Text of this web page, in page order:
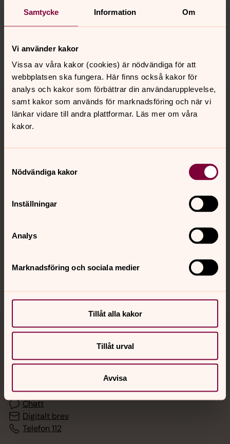
Samtycke Information Om
Vi använder kakor
Vissa av våra kakor (cookies) är nödvändiga för att
webbplatsen ska fungera. Här finns också kakor för
analys och kakor som förbättrar din användarupplevelse,
samt kakor som används för marknadsföring och när vi
länkar vidare till andra plattformar. Läs mer om våra
kakor.
Nödvändiga kakor
Inställningar
Analys
Marknadsföring och sociala medier
Tillåt alla kakor
Tillåt urval
Avvisa
Tillbaka till toppen
Tillbaka till innehållet
Akut samtals- och krisstöd. Prata eller chatta anonymt
med en präst på kvällar och nätter.
Chatt
Digitalt brev
Telefon 112